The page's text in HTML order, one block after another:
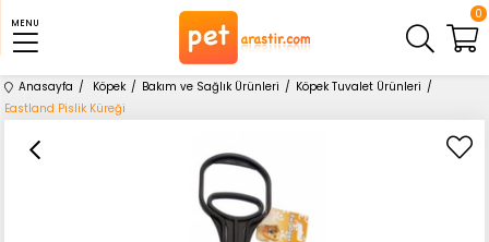
MENU
0
Anasayfa Köpek Bakım ve Sağlık Ürünleri
Köpek Tuvalet Ürünleri
Eastland Pislik Küreği